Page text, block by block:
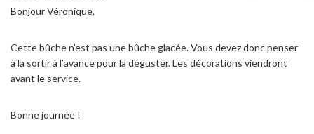
Bonjour Véronique,
Cette bûche n’est pas une bûche glacée. Vous devez donc penser
à la sortir à l’avance pour la déguster. Les décorations viendront
avant le service.
Bonne journée !